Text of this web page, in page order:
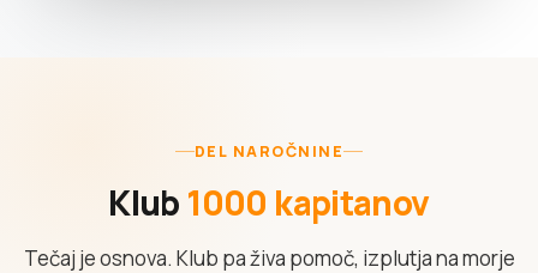
DEL NAROČNINE
Klub 1000 kapitanov
Tečaj je osnova. Klub pa živa pomoč, izplutja na morje